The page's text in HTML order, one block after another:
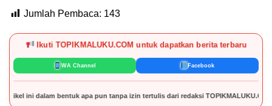
Jumlah Pembaca: 143
Ikuti TOPIKMALUKU.COM untuk dapatkan berita terbaru
WA Channel Facebook
dalam bentuk apa pun tanpa izin tertulis dari redaksi TOPIKMALUKU.COM.